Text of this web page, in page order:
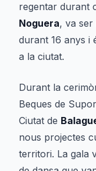
regentar durant
Noguera, va ser
durant 16 anys i
a la ciutat.
Durant la
Beques de
Ciutat de
nous projectes
territori. La gala